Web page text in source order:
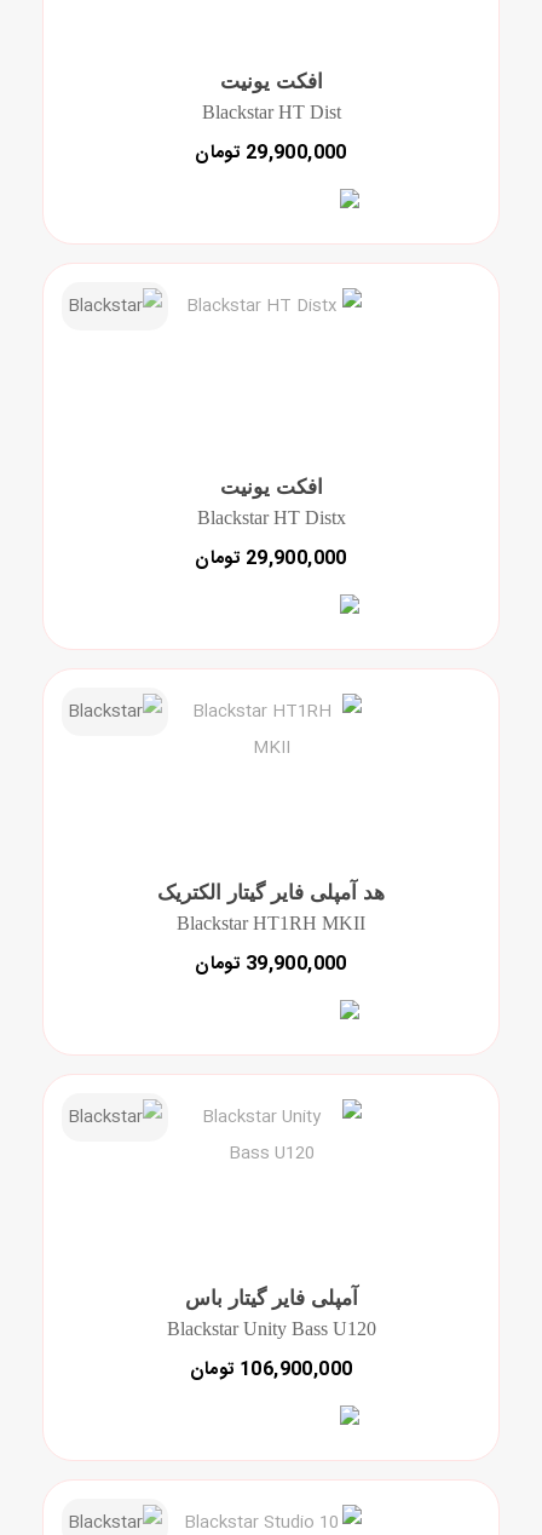
افکت یونیت
Blackstar HT Dist
29,900,000 تومان
افکت یونیت
Blackstar HT Distx
29,900,000 تومان
هد آمپلی فایر گیتار الکتریک
Blackstar HT1RH MKII
39,900,000 تومان
آمپلی فایر گیتار باس
Blackstar Unity Bass U120
106,900,000 تومان